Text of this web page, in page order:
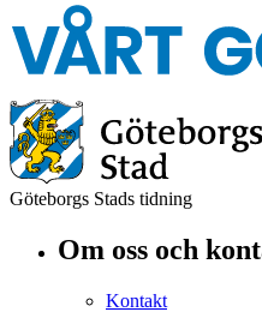
Göteborgs Stads tidning
Om oss och
Kontakt